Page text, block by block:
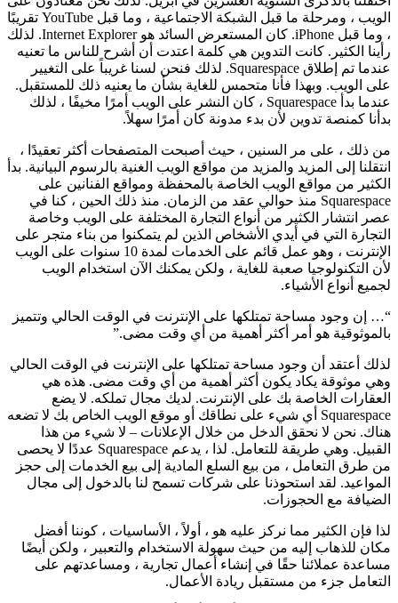
الويب ، ومرحلة ما قبل الشبكة الاجتماعية ، وما قبل YouTube تقريبًا
، وما قبل iPhone. كان المستعرض السائد هو Internet Explorer. لذلك
رأينا الكثير. كانت التدوين هي كلمة اعتدت أن أشرح للناس ما تعنيه
عندما تم إطلاق Squarespace. لذلك فنحن لسنا غريباً على التغيير
على الويب. وبهذا فأنا متحمس للغاية بشأن ما يعنيه ذلك للمستقبل.
عندما بدأ Squarespace ، كان النشر على الويب أمرًا مخيفًا ، لذلك
بدأنا كمنصة تدوين لأن بدء مدونة كان أمرًا سهلاً.
من ذلك ، على مر السنين ، حيث أصبحت المتصفحات أكثر تعقيدًا ،
انتقلنا إلى المزيد والمزيد من مواقع الويب الغنية بالرسوم البيانية. بدأ
الكثير من مواقع الويب الخاصة بالمحفظة ومواقع الفنانين على
Squarespace منذ حوالي عقد من الزمان. منذ ذلك الحين ، كنا في
عصر انتشار الكثير من أنواع التجارة المختلفة على الويب وخاصة
التجارة التي في أيدي الأشخاص الذين لم يتمكنوا من بناء متجر على
الإنترنت ، وهو عمل قائم على الخدمات لمدة 10 سنوات على الويب
لأن التكنولوجيا صعبة للغاية ، ولكن يمكنك الآن استخدام الويب
لجميع أنواع الأشياء.
“… إن وجود مساحة تمتلكها على الإنترنت في الوقت الحالي وتتميز
بالموثوقية هو أمر أكثر أهمية من أي وقت مضى.”
لذلك أعتقد أن وجود مساحة تمتلكها على الإنترنت في الوقت الحالي
وهي موثوقة يكاد يكون أكثر أهمية من أي وقت مضى. هذه هي
العقارات الخاصة بك على الإنترنت. لديك مجال تملكه. لا يضع
Squarespace أي شيء على نطاقك أو موقع الويب الخاص بك لا تضعه
هناك. نحن لا نحقق الدخل من خلال الإعلانات – لا شيء من هذا
القبيل. وهي طريقة للتعامل. لذا ، يدعم Squarespace عددًا لا يحصى
من طرق التعامل ، من بيع السلع المادية إلى بيع الخدمات إلى حجز
المواعيد. لقد استحوذنا على شركات تسمح لنا بالدخول إلى مجال
الضيافة مع الحجوزات.
لذا فإن الكثير مما نركز عليه هو ، أولاً ، الأساسيات ، كوننا أفضل
مكان للذهاب إليه من حيث سهولة الاستخدام والتعبير ، ولكن أيضًا
مساعدة عملائنا حقًا في إنشاء أعمال تجارية ، ومساعدتهم على
التعامل جزء من مستقبل ريادة الأعمال.